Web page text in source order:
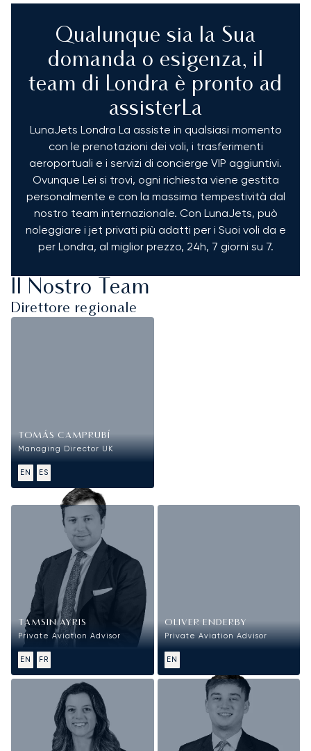
Qualunque sia la Sua
domanda o esigenza, il
team di Londra è pronto ad
assisterLa
LunaJets Londra La assiste in qualsiasi momento
con le prenotazioni dei voli, i trasferimenti
aeroportuali e i servizi di concierge VIP aggiuntivi.
Ovunque Lei si trovi, ogni richiesta viene gestita
personalmente e con la massima tempestività dal
nostro team internazionale. Con LunaJets, può
noleggiare i jet privati più adatti per i Suoi voli da e
per Londra, al miglior prezzo, 24h, 7 giorni su 7.
Il Nostro Team
Direttore regionale
TOMÁS CAMPRUBÍ
Managing Director UK
EN ES
TAMSIN AYRIS
Private Aviation Advisor
EN FR
OLIVER ENDERBY
Private Aviation Advisor
EN